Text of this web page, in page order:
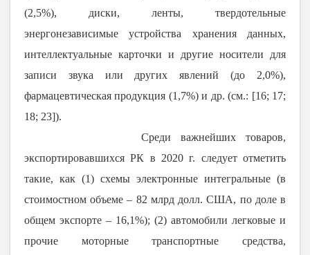
(2,5%), диски, ленты, твердотельные
энергонезависимые устройства хранения данных,
интеллектуальные карточки и другие носители для
записи звука или других явлений (до 2,0%),
фармацевтическая продукция (1,7%) и др. (см.: [16; 17;
18; 23]).
Среди важнейших товаров,
экспортировавшихся РК в 2020 г. следует отметить
такие, как (1) схемы электронные интегральные (в
стоимостном объеме – 82 млрд долл. США, по доле в
общем экспорте – 16,1%); (2) автомобили легковые и
прочие моторные транспортные средства,